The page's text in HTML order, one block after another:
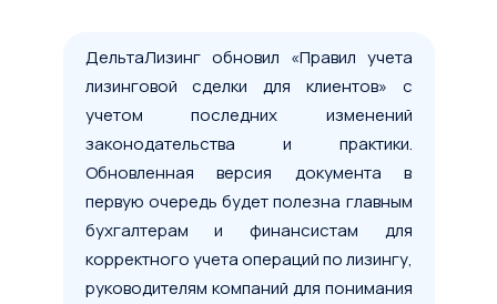
ДельтаЛизинг обновил «Правил учета
лизинговой сделки для клиентов» с
учетом последних изменений
законодательства и практики.
Обновленная версия документа в
первую очередь будет полезна главным
бухгалтерам и финансистам для
корректного учета операций по лизингу,
руководителям компаний для понимания